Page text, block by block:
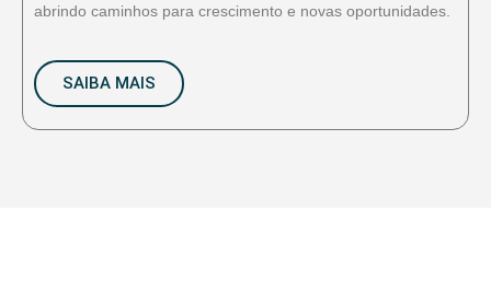
abrindo caminhos para crescimento e novas oportunidades.
SAIBA MAIS